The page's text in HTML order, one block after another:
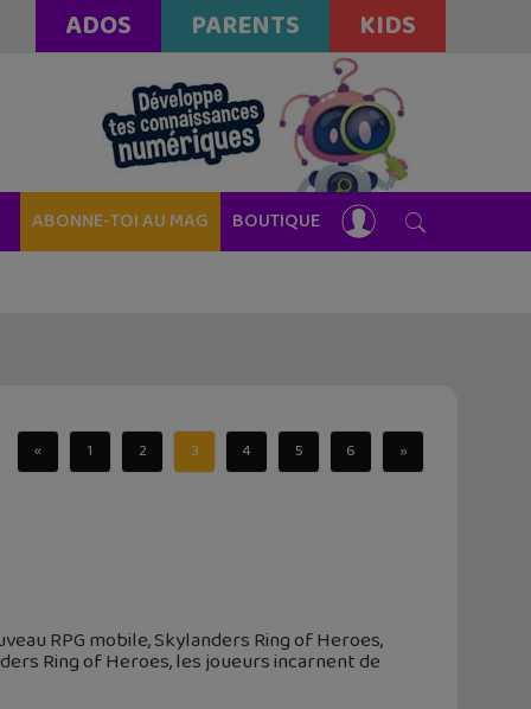
ADOS PARENTS KIDS
ABONNE-TOI AU MAG BOUTIQUE
« 1 2 3 4 5 6 »
RPG mobile, Skylanders Ring of Heroes,
Ring of Heroes, les joueurs incarnent de